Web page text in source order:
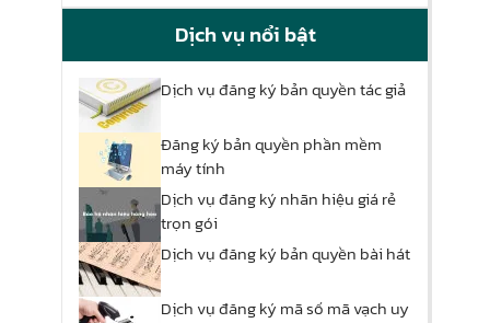
Dịch vụ nổi bật
Dịch vụ đăng ký bản quyền tác giả
Đăng ký bản quyền phần mềm
máy tính
Dịch vụ đăng ký nhãn hiệu giá rẻ
trọn gói
Dịch vụ đăng ký bản quyền bài hát
Dịch vụ đăng ký mã số mã vạch uy